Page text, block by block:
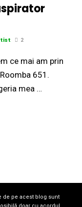
2
ce mai am prin
651.
mea …
de pe acest blog sunt